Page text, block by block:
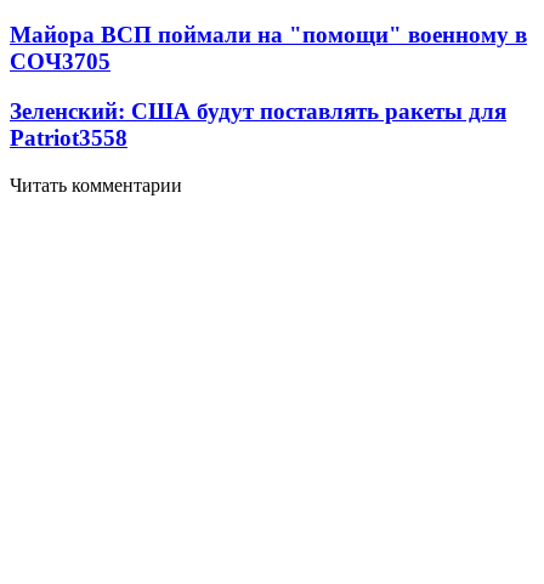
Майора ВСП поймали на "помощи" военному в
СОЧ3705
Зеленский: США будут поставлять ракеты для
Patriot3558
Читать комментарии